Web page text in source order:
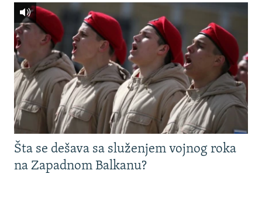
Šta se dešava sa služenjem vojnog roka
na Zapadnom Balkanu?